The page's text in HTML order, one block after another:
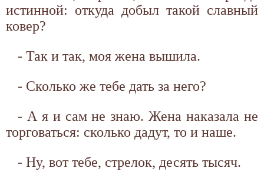
истинной: откуда добыл такой славный
ковер?
- Так и так, моя жена вышила.
- Сколько же тебе дать за него?
- А я и сам не знаю. Жена наказала не
торговаться: сколько дадут, то и наше.
- Ну, вот тебе, стрелок, десять тысяч.